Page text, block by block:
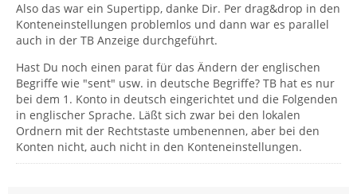
Also das war ein Supertipp, danke Dir. Per drag&drop in den
Konteneinstellungen problemlos und dann war es parallel
auch in der TB Anzeige durchgeführt.
Hast Du noch einen parat für das Ändern der englischen
Begriffe wie "sent" usw. in deutsche Begriffe? TB hat es nur
bei dem 1. Konto in deutsch eingerichtet und die Folgenden
in englischer Sprache. Läßt sich zwar bei den lokalen
Ordnern mit der Rechtstaste umbenennen, aber bei den
Konten nicht, auch nicht in den Konteneinstellungen.